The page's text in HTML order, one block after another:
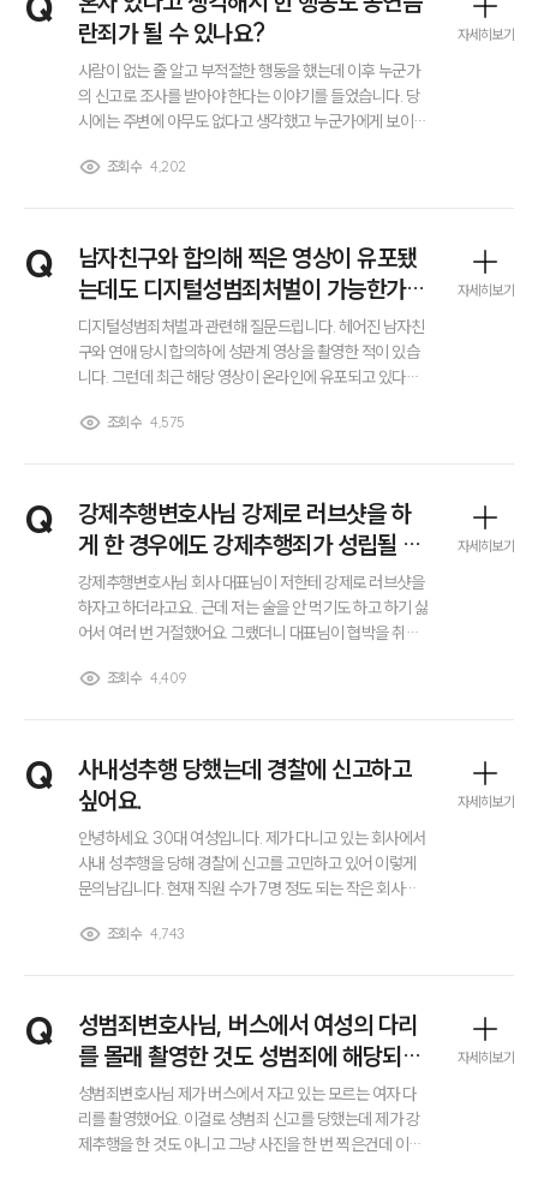
상간자위자료계산기
구성원 소개
언론보도
공지사항
법률 블로그
법률서식
뉴스레터/브로슈어
대륜법률상담예약
란죄가 될 수 있나요?
사람이 없는 줄 알고 부적절한 행동을 했는데 이후 누군가
의 신고로 조사를 받아야 한다는 이야기를 들었습니다. 당
시에는 주변에 아무도 없다고 생각했고 누군가에게 보이게
죄가 성립할 수 있는지 궁금합니다. 누군가에게 보인 기억
조회수 4,202
자세히보기
Q
남자친구와 합의해 찍은 영상이 유포됐
는데도 디지털성범죄처벌이 가능한가
요?
디지털성범죄처벌과 관련해 질문드립니다. 헤어진 남자친
구와 연애 당시 합의하에 성관계 영상을 촬영한 적이 있습
니다. 그런데 최근 해당 영상이 온라인에 유포되고 있다는
른 사람에게 보내거나 인터넷에 올리는 것까지 허락한 적
이 가능한 건가요?
조회수 4,575
자세히보기
Q
강제추행변호사님 강제로 러브샷을 하
게 한 경우에도 강제추행죄가 성립될 수
있나요?
강제추행변호사님 회사 대표님이 저한테 강제로 러브샷을
하자고 하더라고요.. 근데 저는 술을 안 먹기도 하고 하기 싫
어서 여러 번 거절했어요. 그랬더니 대표님이 협박을 취하
행이 될 수도 있다고 하더라고요? 진짜 강제추행죄 성립 되
조회수 4,409
자세히보기
Q
사내성추행 당했는데 경찰에 신고하고
싶어요.
안녕하세요. 30대 여성입니다. 제가 다니고 있는 회사에서
사내 성추행을 당해 경찰에 신고를 고민하고 있어 이렇게
문의남깁니다. 현재 직원 수가 7명 정도 되는 작은 회사에
위를 만졌습니다. 처음에는 너무 당황해서 제대로 대응하
으로 경찰에 신고하고 싶은데 그냥 경찰에 바로 신고하면
되나요? 이런 적이 처음이라..
조회수 4,743
자세히보기
Q
성범죄변호사님, 버스에서 여성의 다리
를 몰래 촬영한 것도 성범죄에 해당되나
요?
성범죄변호사님 제가 버스에서 자고 있는 모르는 여자 다
리를 촬영했어요. 이걸로 성범죄 신고를 당했는데 제가 강
제추행을 한 것도 아니고 그냥 사진을 한 번 찍은건데 이것
자세히보기